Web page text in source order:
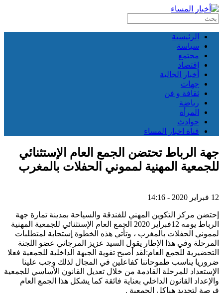
الرئيسية
سياسة
مجتمع
إقتصاد
أخبار الجالية
جهات
ثقافة و فن
رياضة
المرأة
حوادث
قناة اخبار المساء
جهة الرباط تحتضن الجمع العام الإستثنائي
للجمعية المهنية لمموني الحفلات بالمغرب
12 فبراير 2020 - 14:16
إحتضن مركز التكوين المهني للفندقة والسياحة بمدينة تمارة جهة
الرباط يومه 12فبراير 2020 الجمع العام الإستثنائي للجمعية المهنية
لمموني الحفلات بالمغرب ، وتأتي هذه الخطوة إستجابة لمتطلبات
المرحلة وفي هذا الإطار يقول السيد عزيز المرجاني عضو اللجنة
التحضيرية للجمع العام:لقد أصبح تقوية الجبهة الداخلية للجمعية فعلا
ضروريا يناسب طموحاتنا كفاعلين في المجال لذلك وجب علينا
الإستعداد للمرحلة القادمة من خلال تعديل القانون الأساسي للجمعية
والإعداد القانون الداخلي بعناية فائقة كما يشكل هذا الجمع العام
فرصة لتجديد هياكل الجمعية .